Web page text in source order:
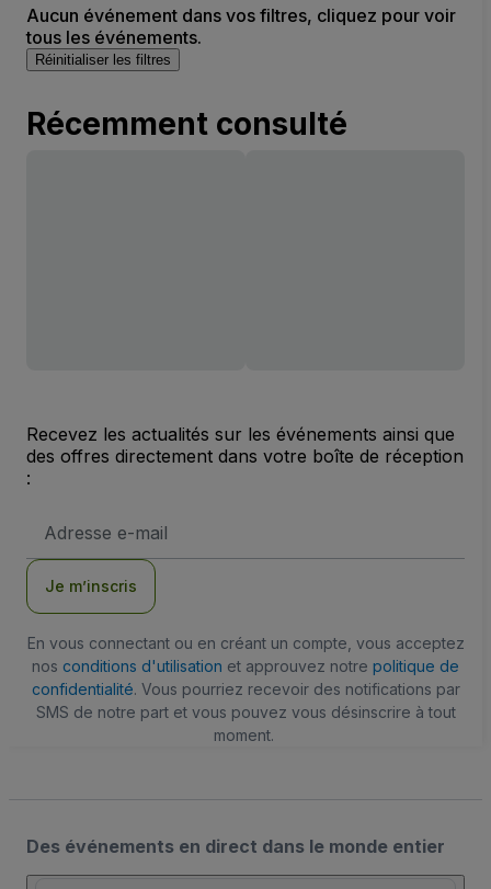
Aucun événement dans vos filtres, cliquez pour voir
tous les événements.
Réinitialiser les filtres
Récemment consulté
Recevez les actualités sur les événements ainsi que
des offres directement dans votre boîte de réception
:
e-
Je m’inscris
En vous connectant ou en créant un compte, vous acceptez
nos conditions d'utilisation et approuvez notre politique de
confidentialité. Vous pourriez recevoir des notifications par
SMS de notre part et vous pouvez vous désinscrire à tout
moment.
Des événements en direct dans le monde entier